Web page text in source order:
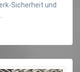
Sicherheit und